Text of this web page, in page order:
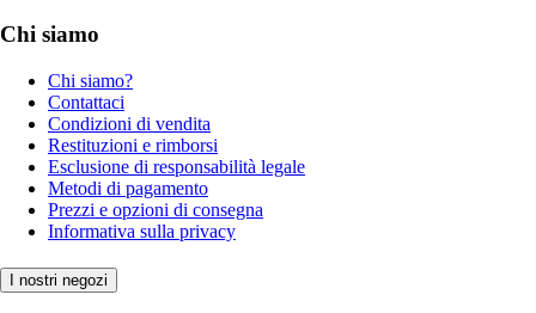
Chi siamo
Chi siamo?
Contattaci
Condizioni di vendita
Restituzioni e rimborsi
Esclusione di responsabilità legale
Metodi di pagamento
Prezzi e opzioni di consegna
Informativa sulla privacy
I nostri negozi